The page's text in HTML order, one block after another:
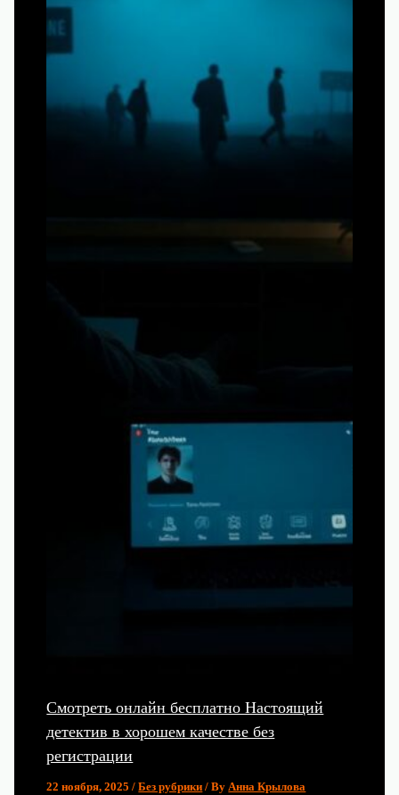
Смотреть онлайн бесплатно Настоящий
детектив в хорошем качестве без
регистрации
22 ноября, 2025/Без рубрики / ByАнна Крылова